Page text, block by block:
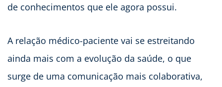
de conhecimentos que ele agora possui.
A relação médico-paciente vai se estreitando
ainda mais com a evolução da saúde, o que
surge de uma comunicação mais colaborativa,